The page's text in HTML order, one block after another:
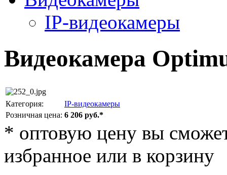
IP-видеокамеры
Видеокамера
Категория:
IP-видеокамеры
Розничная цена: 6 206 руб.*
* оптовую цену вы
избранное или в корзину